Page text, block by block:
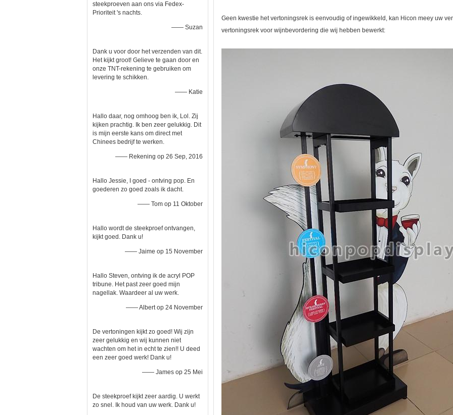
steekproeven aan ons via Fedex-
Prioriteit 's nachts.
—— Suzan
Dank u voor door het verzenden van dit.
Het kijkt groot! Gelieve te gaan door en
onze TNT-rekening te gebruiken om
levering te schikken.
—— Katie
Hallo daar, nog omhoog ben ik, Lol. Zij
kijken prachtig. Ik ben zeer gelukkig. Dit
is mijn eerste kans om direct met
Chinees bedrijf te werken.
—— Rekening op 26 Sep, 2016
Hallo Jessie, I goed - ontving pop. En
goederen zo goed zoals ik dacht.
—— Tom op 11 Oktober
Hallo wordt de steekproef ontvangen,
kijkt goed. Dank u!
—— Jaime op 15 November
Hallo Steven, ontving ik de acryl POP
tribune. Het past zeer goed mijn
nagellak. Waardeer al uw werk.
—— Albert op 24 November
De vertoningen kijkt zo goed! Wij zijn
zeer gelukkig en wij kunnen niet
wachten om het in echt te zien!! U deed
een zeer goed werk! Dank u!
—— James op 25 Mei
De steekproef kijkt zeer aardig. U werkt
zo snel. Ik houd van uw werk. Dank u!
Geen kwestie het vertoningsrek is eenvoudig of ingewikkeld, kan Hicon meey uw
vertoningsrek voor wijnbevordering die wij hebben bewerkt: